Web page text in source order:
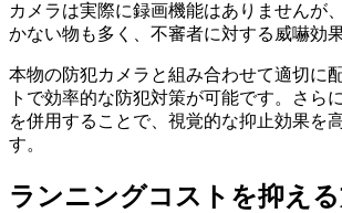
カメラは実際に録画機能はありませんが
かない物も多く、不審者に対する威嚇効
本物の防犯カメラと組み合わせて適切に
トで効率的な防犯対策が可能です。さら
を併用することで、視覚的な抑止効果を
す。
ランニングコストを抑え